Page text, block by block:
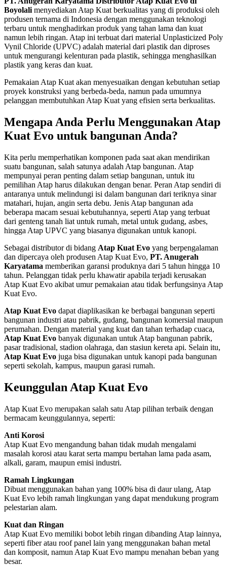
Boyolali menyediakan Atap Kuat berkualitas yang di produksi oleh
produsen ternama di Indonesia dengan menggunakan teknologi
terbaru untuk menghadirkan produk yang tahan lama dan kuat
namun lebih ringan. Atap ini terbuat dari material Unplasticized Poly
Vynil Chloride (UPVC) adalah material dari plastik dan diproses
untuk mengurangi kelenturan pada plastik, sehingga menghasilkan
plastik yang keras dan kuat.
Pemakaian Atap Kuat akan menyesuaikan dengan kebutuhan setiap
proyek konstruksi yang berbeda-beda, namun pada umumnya
pelanggan membutuhkan Atap Kuat yang efisien serta berkualitas.
Mengapa Anda Perlu Menggunakan Atap
Kuat Evo untuk bangunan Anda?
Kita perlu memperhatikan komponen pada saat akan mendirikan
suatu bangunan, salah satunya adalah Atap bangunan. Atap
mempunyai peran penting dalam setiap bangunan, untuk itu
pemilihan Atap harus dilakukan dengan benar. Peran Atap sendiri di
antaranya untuk melindungi isi dalam bangunan dari teriknya sinar
matahari, hujan, angin serta debu. Jenis Atap bangunan ada
beberapa macam sesuai kebutuhannya, seperti Atap yang terbuat
dari genteng tanah liat untuk rumah, metal untuk gudang, asbes,
hingga Atap UPVC yang biasanya digunakan untuk kanopi.
Sebagai distributor di bidang Atap Kuat Evo yang berpengalaman
dan dipercaya oleh produsen Atap Kuat Evo, PT. Anugerah
Karyatama memberikan garansi produknya dari 5 tahun hingga 10
tahun. Pelanggan tidak perlu khawatir apabila terjadi kerusakan
Atap Kuat Evo akibat umur pemakaian atau tidak berfungsinya Atap
Kuat Evo.
Atap Kuat Evo dapat diaplikasikan ke berbagai bangunan seperti
bangunan industri atau pabrik, gudang, bangunan komersial maupun
perumahan. Dengan material yang kuat dan tahan terhadap cuaca,
Atap Kuat Evo banyak digunakan untuk Atap bangunan pabrik,
pasar tradisional, stadion olahraga, dan stasiun kereta api. Selain itu,
Atap Kuat Evo juga bisa digunakan untuk kanopi pada bangunan
seperti sekolah, kampus, maupun garasi rumah.
Keunggulan Atap Kuat Evo
Atap Kuat Evo merupakan salah satu Atap pilihan terbaik dengan
bermacam keunggulannya, seperti:
Anti Korosi
Atap Kuat Evo mengandung bahan tidak mudah mengalami
masalah korosi atau karat serta mampu bertahan lama pada asam,
alkali, garam, maupun emisi industri.
Ramah Lingkungan
Dibuat menggunakan bahan yang 100% bisa di daur ulang, Atap
Kuat Evo lebih ramah lingkungan yang dapat mendukung program
pelestarian alam.
Kuat dan Ringan
Atap Kuat Evo memiliki bobot lebih ringan dibanding Atap lainnya,
seperti fiber atau roof panel lain yang menggunakan bahan metal
dan komposit, namun Atap Kuat Evo mampu menahan beban yang
besar.